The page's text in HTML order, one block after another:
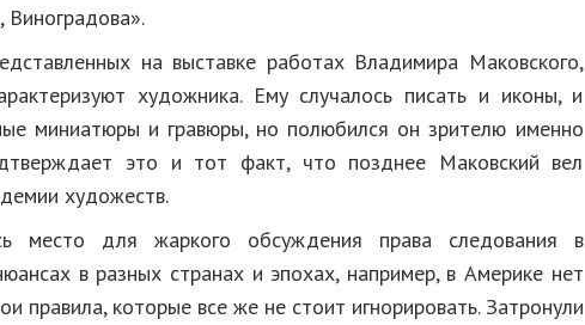
Виноградова».
на выставке работах Владимира Маковского,
художника. Ему случалось писать и иконы, и
миниатюры и гравюры, но полюбился он зрителю именно
это и тот факт, что позднее Маковский вел
художеств.
место для жаркого обсуждения права следования в
в разных странах и эпохах, например, в Америке нет
правила, которые все же не стоит игнорировать. Затронули